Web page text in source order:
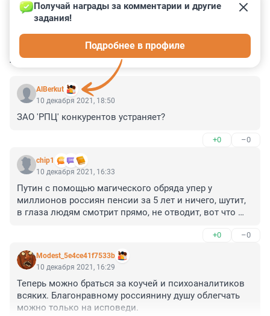
КОММЕНТАРИИ 8
AlBerkut
Получай награды за комментарии и другие
задания!
Подробнее в профиле
10 декабря 2021, 18:50
ЗАО 'РПЦ' конкурентов устраняет?
+0 –0
chip1
10 декабря 2021, 16:33
Путин с помощью магического обряда упер у
миллионов россиян пенсии за 5 лет и ничего, шутит,
в глаза людям смотрит прямо, не отводит, вот что
+0 –0
Modest_5e4ce41f7533b
10 декабря 2021, 16:29
Теперь можно браться за коучей и психоаналитиков
всяких. Благонравному россиянину душу облегчать
можно только на исповеди.